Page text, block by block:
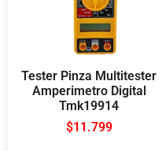
Tester Pinza Multitester
Amperimetro Digital
Tmk19914
$11.799